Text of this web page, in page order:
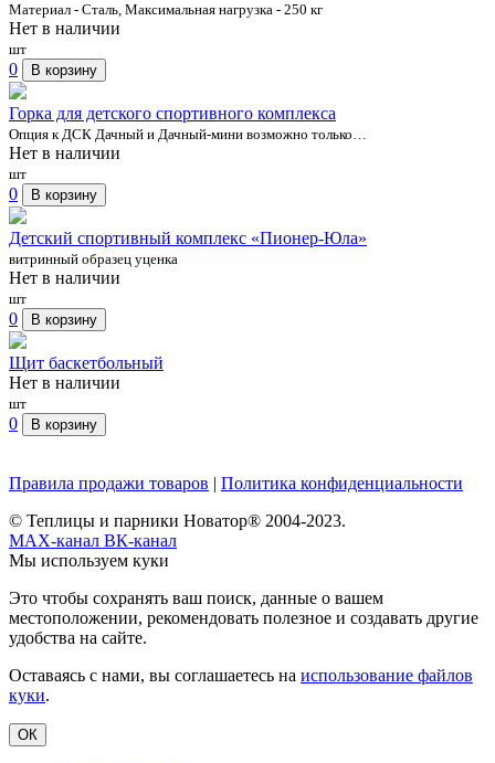
Материал - Сталь, Максимальная нагрузка - 250 кг
Нет в наличии
шт
0 В корзину
Горка для детского спортивного комплекса
Опция к ДСК Дачный и Дачный-мини возможно только…
Нет в наличии
шт
0 В корзину
Детский спортивный комплекс «Пионер-Юла»
витринный образец уценка
Нет в наличии
шт
0 В корзину
Щит баскетбольный
Нет в наличии
шт
0 В корзину
Правила продажи товаров | Политика конфиденциальности
© Теплицы и парники Новатор® 2004-2023.
MAX-канал ВК-канал
Мы используем куки
Это чтобы сохранять ваш поиск, данные о вашем
местоположении, рекомендовать полезное и создавать другие
удобства на сайте.
Оставаясь с нами, вы соглашаетесь на использование файлов
куки.
ОК